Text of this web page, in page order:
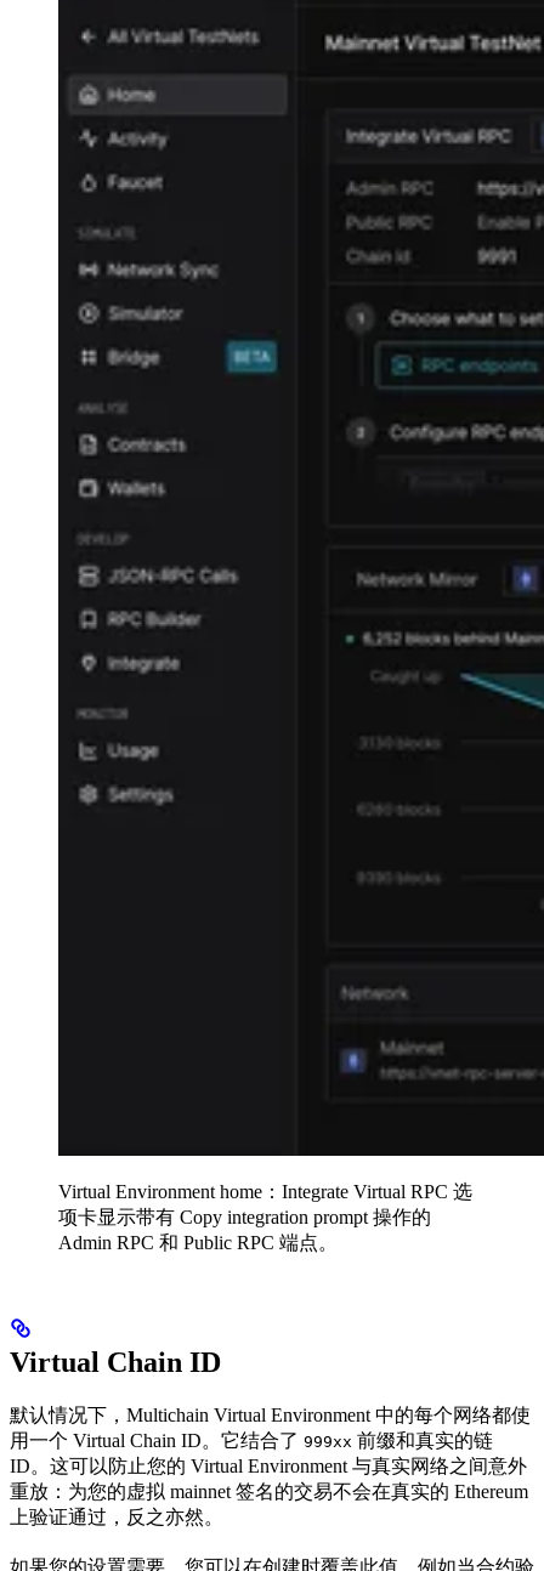
Virtual Environment home：Integrate Virtual RPC 选
项卡显示带有 Copy integration prompt 操作的
Admin RPC 和 Public RPC 端点。
Virtual Chain ID
默认情况下，Multichain Virtual Environment 中的每个网络都使
用一个 Virtual Chain ID。它结合了 999xx 前缀和真实的链
ID。这可以防止您的 Virtual Environment 与真实网络之间意外
重放：为您的虚拟 mainnet 签名的交易不会在真实的 Ethereum
上验证通过，反之亦然。